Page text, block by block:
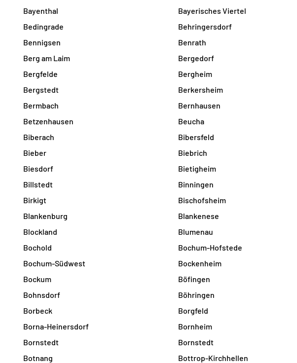
Bayenthal
Bayerisches Viertel
Bedingrade
Behringersdorf
Bennigsen
Benrath
Berg am Laim
Bergedorf
Bergfelde
Bergheim
Bergstedt
Berkersheim
Bermbach
Bernhausen
Betzenhausen
Beucha
Biberach
Bibersfeld
Bieber
Biebrich
Biesdorf
Bietigheim
Billstedt
Binningen
Birkigt
Bischofsheim
Blankenburg
Blankenese
Blockland
Blumenau
Bochold
Bochum-Hofstede
Bochum-Südwest
Bockenheim
Bockum
Böfingen
Bohnsdorf
Böhringen
Borbeck
Borgfeld
Borna-Heinersdorf
Bornheim
Bornstedt
Bornstedt
Botnang
Bottrop-Kirchhellen